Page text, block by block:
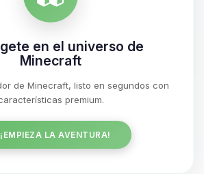
en el universo de
Minecraft
de Minecraft, listo en segundos con
premium.
¡EMPIEZA LA AVENTURA!